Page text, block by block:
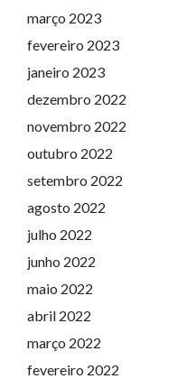
março 2023
fevereiro 2023
janeiro 2023
dezembro 2022
novembro 2022
outubro 2022
setembro 2022
agosto 2022
julho 2022
junho 2022
maio 2022
abril 2022
março 2022
fevereiro 2022